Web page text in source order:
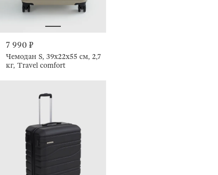
7 990 ₽
Чемодан S, 39х22х55 см, 2,7
кг, Travel comfort